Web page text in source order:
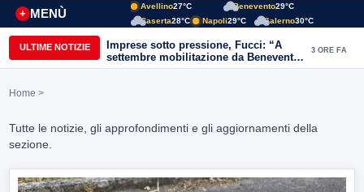
MENÙ
+
Avellino27°C Benevento29°C
Caserta28°C Napoli29°C Salerno30°C
ULTIME NOTIZIE
Imprese sotto pressione, Fucci: “A
settembre mobilitazione da Benevento
e Avellino”
3 ORE FA
Home >
Tutte le notizie, gli approfondimenti e gli aggiornamenti della
sezione.